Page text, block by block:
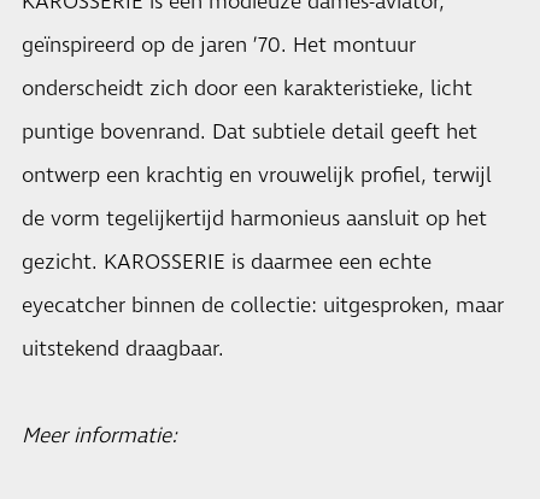
geïnspireerd op de jaren ’70. Het montuur
onderscheidt zich door een karakteristieke, licht
puntige bovenrand. Dat subtiele detail geeft het
ontwerp een krachtig en vrouwelijk profiel, terwijl
de vorm tegelijkertijd harmonieus aansluit op het
gezicht. KAROSSERIE is daarmee een echte
eyecatcher binnen de collectie: uitgesproken, maar
uitstekend draagbaar.
Meer informatie: